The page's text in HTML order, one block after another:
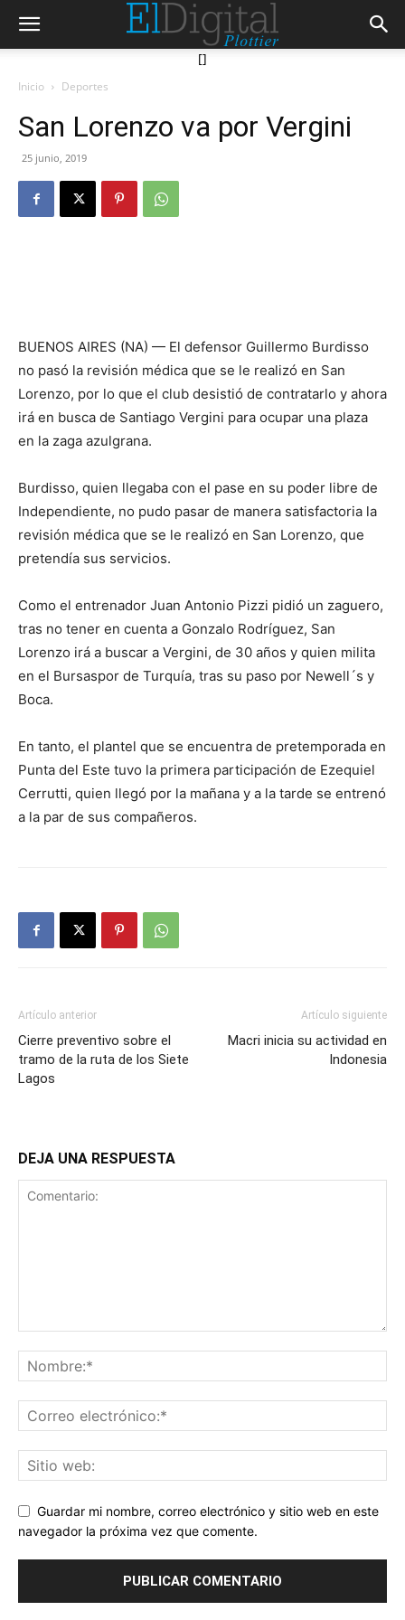
[]
Inicio Deportes
San Lorenzo va por Vergini
25 junio, 2019
BUENOS AIRES (NA) — El defensor Guillermo Burdisso
no pasó la revisión médica que se le realizó en San
Lorenzo, por lo que el club desistió de contratarlo y ahora
irá en busca de Santiago Vergini para ocupar una plaza
en la zaga azulgrana.
Burdisso, quien llegaba con el pase en su poder libre de
Independiente, no pudo pasar de manera satisfactoria la
revisión médica que se le realizó en San Lorenzo, que
pretendía sus servicios.
Como el entrenador Juan Antonio Pizzi pidió un zaguero,
tras no tener en cuenta a Gonzalo Rodríguez, San
Lorenzo irá a buscar a Vergini, de 30 años y quien milita
en el Bursaspor de Turquía, tras su paso por Newell´s y
Boca.
En tanto, el plantel que se encuentra de pretemporada en
Punta del Este tuvo la primera participación de Ezequiel
Cerrutti, quien llegó por la mañana y a la tarde se entrenó
a la par de sus compañeros.
Artículo anterior
Cierre preventivo sobre el
tramo de la ruta de los Siete
Lagos
Artículo siguiente
Macri inicia su actividad en
Indonesia
DEJA UNA RESPUESTA
Guardar mi nombre, correo electrónico y sitio web en este
navegador la próxima vez que comente.